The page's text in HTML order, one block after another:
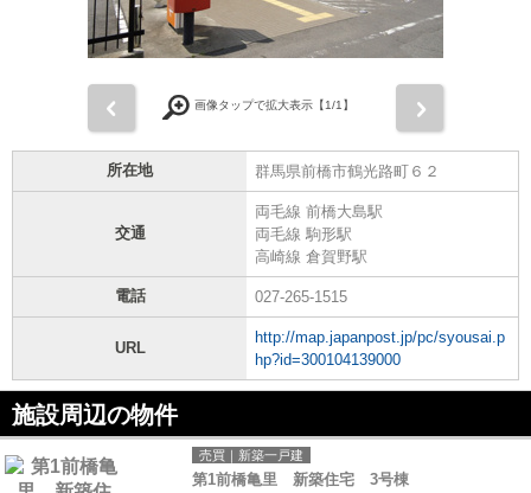
画像タップで拡大表示【1/1】
所在地 群馬県前橋市鶴光路町６２
交通
両毛線 前橋大島駅
両毛線 駒形駅
高崎線 倉賀野駅
電話 027-265-1515
URL
http://map.japanpost.jp/pc/syousai.p
hp?id=300104139000
施設周辺の物件
売買｜新築一戸建
第1前橋亀里 新築住宅 3号棟